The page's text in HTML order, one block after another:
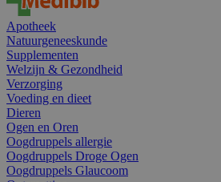
Apotheek
Natuurgeneeskunde
Supplementen
Welzijn & Gezondheid
Verzorging
Voeding en dieet
Dieren
Ogen en Oren
Oogdruppels allergie
Oogdruppels Droge Ogen
Oogdruppels Glaucoom